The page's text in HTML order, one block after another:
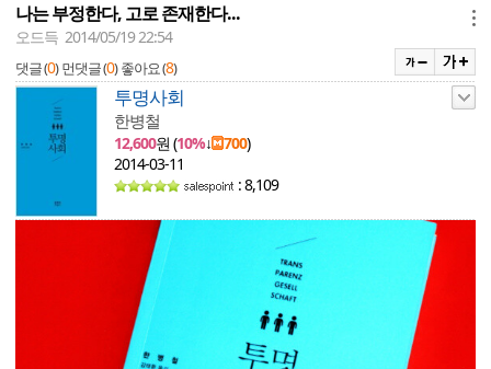
나는 부정한다, 고로 존재한다...
오드득 2014/05/19 22:54
댓글 (0) 먼댓글 (0) 좋아요 (8)
투명사회
한병철
12,600원 (10%↓ 700)
2014-03-11
: 8,109